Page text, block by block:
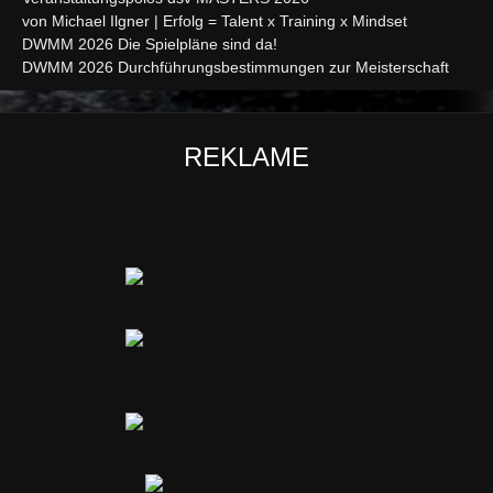
von Michael Ilgner | Erfolg = Talent x Training x Mindset
DWMM 2026 Die Spielpläne sind da!
DWMM 2026 Durchführungsbestimmungen zur Meisterschaft
REKLAME